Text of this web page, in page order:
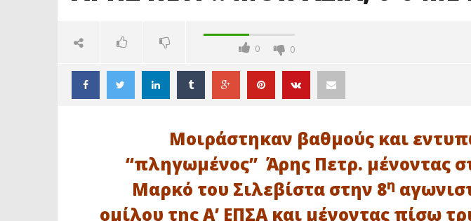
0 0
Μοιράστηκαν βαθμούς και
“πληγωμένος” Άρης Πετρ. μένοντας
Μαρκό του Σιλεβίστα στην 8η
ομίλου της Α’ ΕΠΣΑ και μένοντας πίσω